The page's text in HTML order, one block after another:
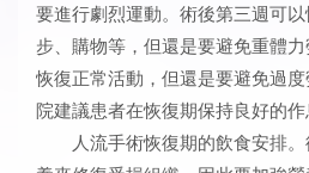
要進行劇烈運動。術後第三週可
步、購物等，但還是要避免重體
恢復正常活動，但還是要避免過
院建議患者在恢復期保持良好的作
人流手術恢復期的飲食安排